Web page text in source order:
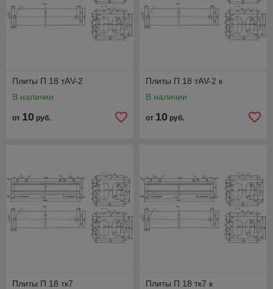
Плиты П 18 тАV-2
В наличии
от 10 руб.
Плиты П 18 тАV-2 к
В наличии
от 10 руб.
Плиты П 18 тк7
Плиты П 18 тк7 к